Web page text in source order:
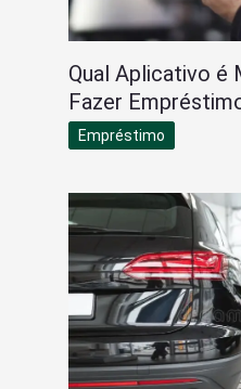
Qual Aplicativo é
Fazer
Empréstimo